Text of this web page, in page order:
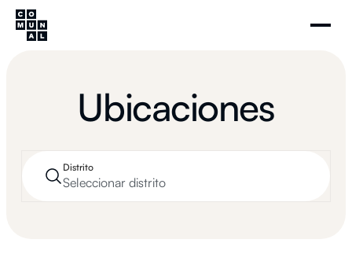
Ubicaciones
Distrito
Seleccionar distrito